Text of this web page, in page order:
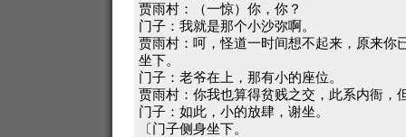
贾雨村：（一惊）你，你？
门子：我就是那个小沙弥啊。
贾雨村：呵，怪道一时间想不起来，原来你
坐下。
门子：老爷在上，那有小的座位。
贾雨村：你我也算得贫贱之交，此系内衙，
门子：如此，小的放肆，谢坐。
〔门子侧身坐下。